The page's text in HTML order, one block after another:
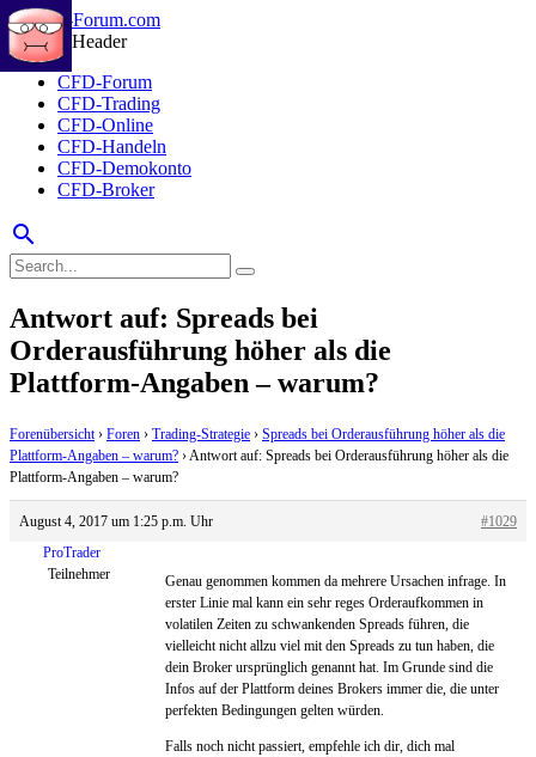
CFD-Forum
CFD-Trading
CFD-Online
CFD-Handeln
CFD-Demokonto
CFD-Broker
search
Antwort auf: Spreads bei
Orderausführung höher als die
Plattform-Angaben – warum?
Forenübersicht › Foren › Trading-Strategie › Spreads bei Orderausführung höher als die
Plattform-Angaben – warum? ›Antwort auf: Spreads bei Orderausführung höher als die
Plattform-Angaben – warum?
August 4, 2017 um 1:25 p.m. Uhr
#1029
ProTrader
Teilnehmer
Genau genommen kommen da mehrere Ursachen infrage. In
erster Linie mal kann ein sehr reges Orderaufkommen in
volatilen Zeiten zu schwankenden Spreads führen, die
vielleicht nicht allzu viel mit den Spreads zu tun haben, die
dein Broker ursprünglich genannt hat. Im Grunde sind die
Infos auf der Plattform deines Brokers immer die, die unter
perfekten Bedingungen gelten würden.
Falls noch nicht passiert, empfehle ich dir, dich mal